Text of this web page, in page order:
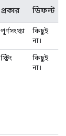
প্রকার ডিফল্ট
পূর্ণসংখ্যা
কিছুই
না।
স্ট্রিং
কিছুই
না।